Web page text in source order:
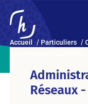
Accueil Particuliers
Réseaux